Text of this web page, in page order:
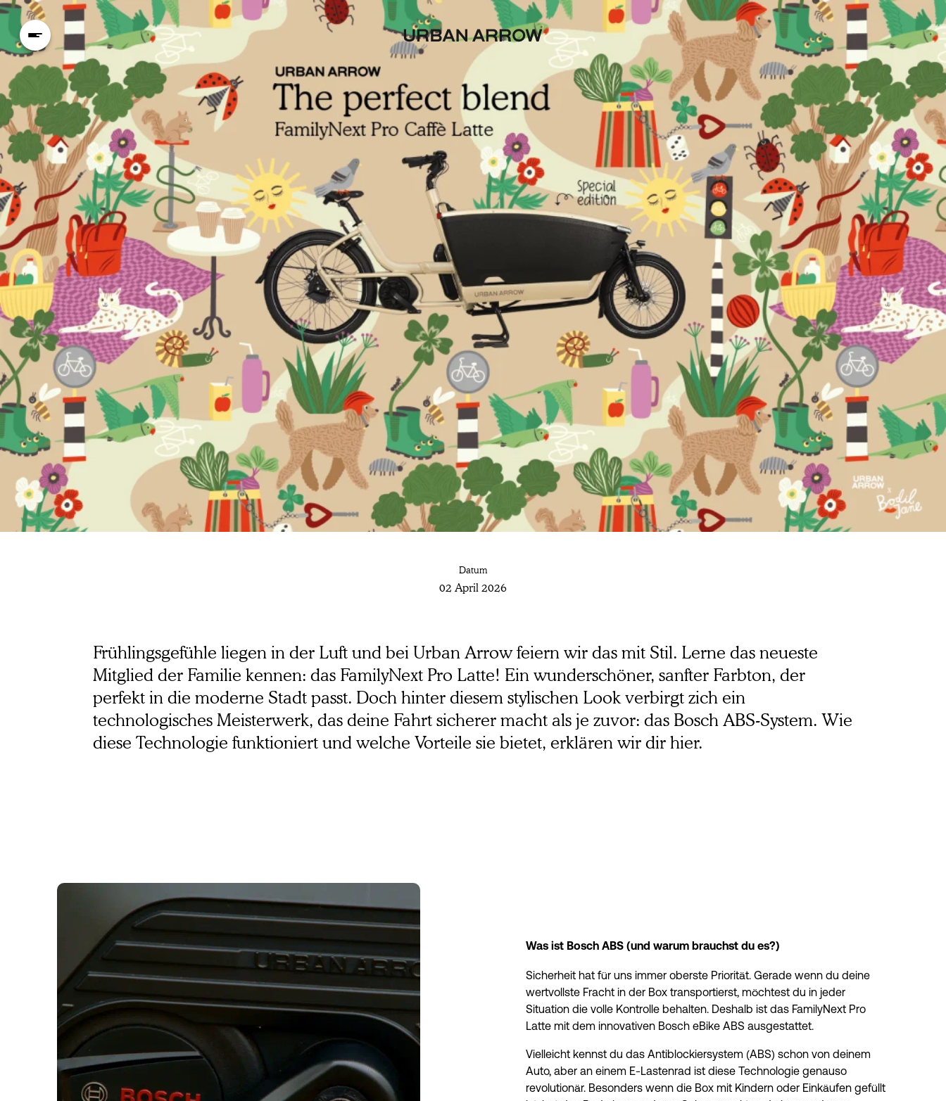
Bosch ABS
Datum
02 April 2026
Frühlingsgefühle liegen in der Luft und bei Urban Arrow feiern wir das mit Stil. Lerne das neueste
Mitglied der Familie kennen: das FamilyNext Pro Latte! Ein wunderschöner, sanfter Farbton, der
perfekt in die moderne Stadt passt. Doch hinter diesem stylischen Look verbirgt zich ein
technologisches Meisterwerk, das deine Fahrt sicherer macht als je zuvor: das Bosch ABS-System. Wie
diese Technologie funktioniert und welche Vorteile sie bietet, erklären wir dir hier.
Was ist Bosch ABS (und warum brauchst du es?)
Sicherheit hat für uns immer oberste Priorität. Gerade wenn du deine
wertvollste Fracht in der Box transportierst, möchtest du in jeder
Situation die volle Kontrolle behalten. Deshalb ist das FamilyNext Pro
Latte mit dem innovativen Bosch eBike ABS ausgestattet.
Vielleicht kennst du das Antiblockiersystem (ABS) schon von deinem
Auto, aber an einem E-Lastenrad ist diese Technologie genauso
revolutionär. Besonders wenn die Box mit Kindern oder Einkäufen gefüllt